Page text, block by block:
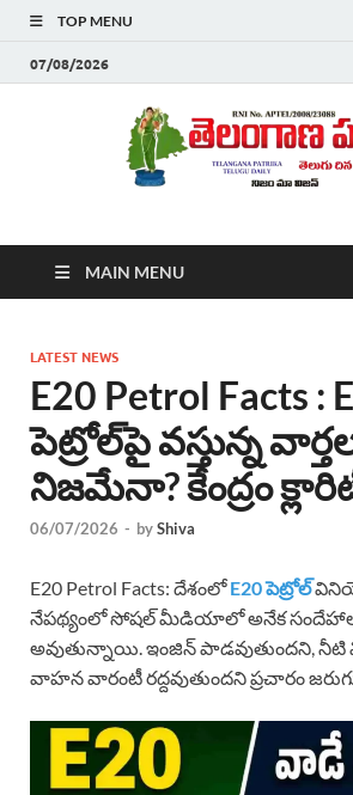
TOP MENU
07/08/2026
,Latest Telangana News, Rajanna Sircilla
Breaking News, Telugu Newspaper
తెలుగు వార్తలు , బ్రేకింగ్ న్యూస్ తెలుగులో ,
తెలుగు న్యూస్ పేపర్
MAIN MENU
LATEST NEWS
E20 Petrol Facts :
పెట్రోల్‌పై వస్తున్న
నిజమేనా? కేంద్రం
06/07/2026 - byShiva
E20 Petrol Facts: దేశంలో E20 పెట్రోల్
నేపథ్యంలో సోషల్ మీడియాలో అనేక
అవుతున్నాయి. ఇంజిన్ పాడవుతుందని,
వాహన వారంటీ రద్దవుతుందని ప్రచారం